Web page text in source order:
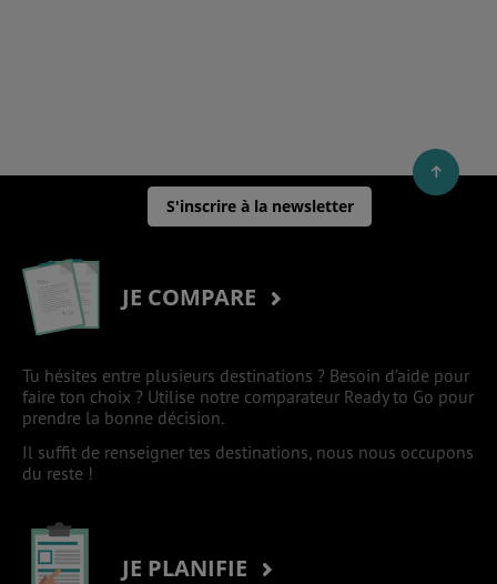
S'inscrire à la newsletter
JE COMPARE
Tu hésites entre plusieurs destinations ? Besoin d’aide pour
faire ton choix ? Utilise notre comparateur Ready to Go pour
prendre la bonne décision.
Il suffit de renseigner tes destinations, nous nous occupons
du reste !
JE PLANIFIE